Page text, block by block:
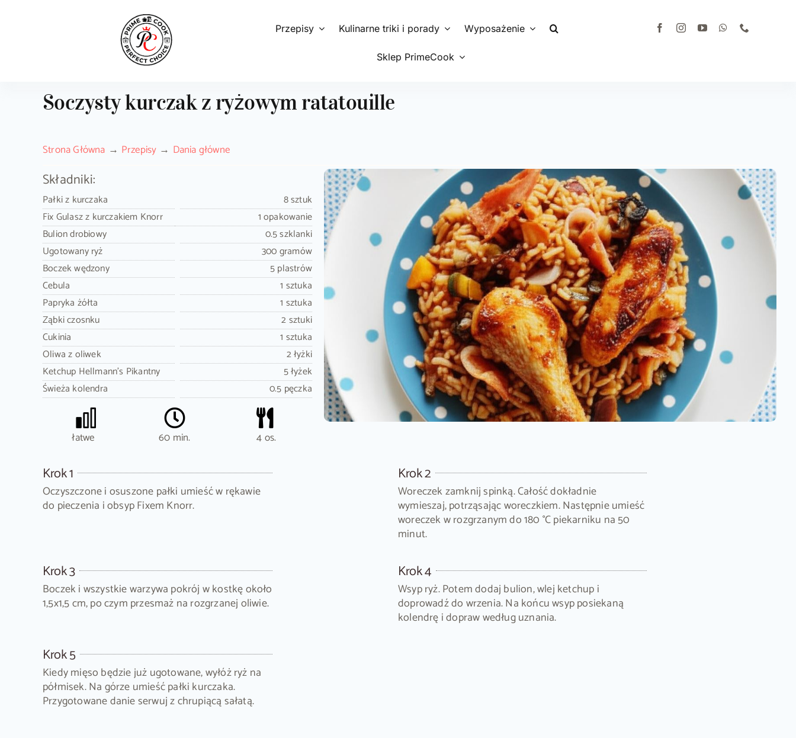
Przepisy Kulinarne triki i porady Wyposażenie
Sklep PrimeCook
Soczysty kurczak z ryżowym ratatouille
Strona Główna Przepisy Dania główne
Składniki:
Pałki z kurczaka
8 sztuk
Fix Gulasz z kurczakiem Knorr
1 opakowanie
Bulion drobiowy
0.5 szklanki
Ugotowany ryż
300 gramów
Boczek wędzony
5 plastrów
Cebula
1 sztuka
Papryka żółta
1 sztuka
Ząbki czosnku
2 sztuki
Cukinia
1 sztuka
Oliwa z oliwek
2 łyżki
Ketchup Hellmann's Pikantny
5 łyżek
Świeża kolendra
0.5 pęczka
łatwe 60 min. 4 os.
Krok 1
Oczyszczone i osuszone pałki umieść w rękawie
do pieczenia i obsyp Fixem Knorr.
Krok 2
Woreczek zamknij spinką. Całość dokładnie
wymieszaj, potrząsając woreczkiem. Następnie umieść
woreczek w rozgrzanym do 180 °C piekarniku na 50
minut.
Krok 3
Boczek i wszystkie warzywa pokrój w kostkę około
1,5x1,5 cm, po czym przesmaż na rozgrzanej oliwie.
Krok 4
Wsyp ryż. Potem dodaj bulion, wlej ketchup i
doprowadź do wrzenia. Na końcu wsyp posiekaną
kolendrę i dopraw według uznania.
Krok 5
Kiedy mięso będzie już ugotowane, wyłóż ryż na
półmisek. Na górze umieść pałki kurczaka.
Przygotowane danie serwuj z chrupiącą sałatą.